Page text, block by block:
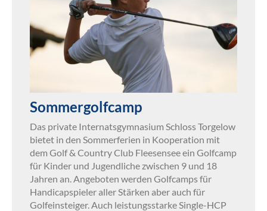
Sommergolfcamp
Das private Internatsgymnasium Schloss Torgelow
bietet in den Sommerferien in Kooperation mit
dem Golf & Country Club Fleesensee ein Golfcamp
für Kinder und Jugendliche zwischen 9 und 18
Jahren an. Angeboten werden Golfcamps für
Handicapspieler aller Stärken aber auch für
Golfeinsteiger. Auch leistungsstarke Single-HCP